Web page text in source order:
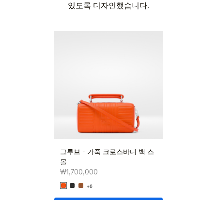
있도록 디자인했습니다.
그루브 - 가죽 크로스바디 백 스
몰
₩1,700,000
+6